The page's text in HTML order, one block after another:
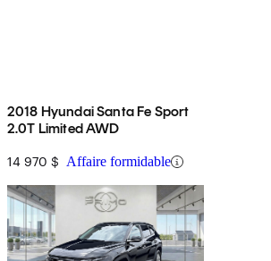
2018 Hyundai Santa Fe Sport
2.0T Limited AWD
14 970 $ Affaire formidable